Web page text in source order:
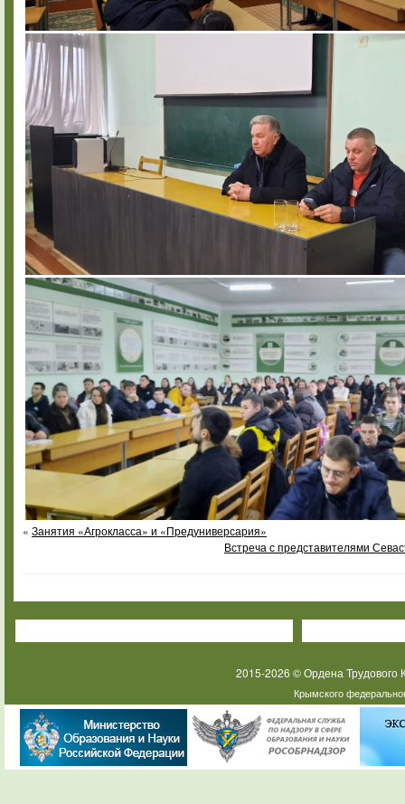
« Занятия «Агрокласса» и «Предуниверсария»
Встреча с представителями
2015-2026 © Ордена
Крымского